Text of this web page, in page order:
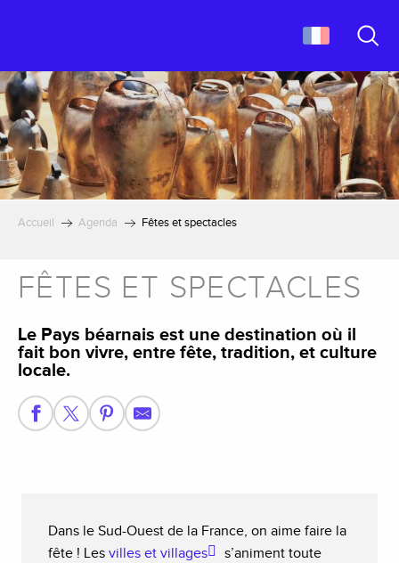
principal
Accueil Agenda Fêtes et spectacles
FÊTES ET SPECTACLES
Le Pays béarnais est une destination où il
fait bon vivre, entre fête, tradition, et culture
locale.
Dans le Sud-Ouest de la France, on aime faire la
fête ! Les villes et villages
s’animent toute